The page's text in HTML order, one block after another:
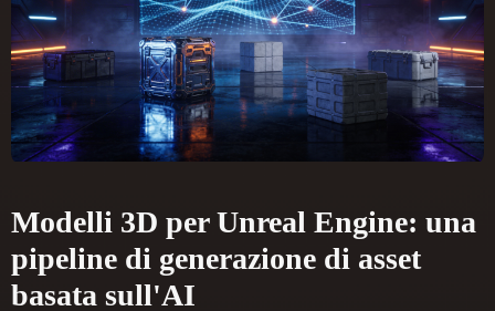
Voxel
Modelli 3D per Unreal Engine: una
pipeline di generazione di asset
basata sull'AI